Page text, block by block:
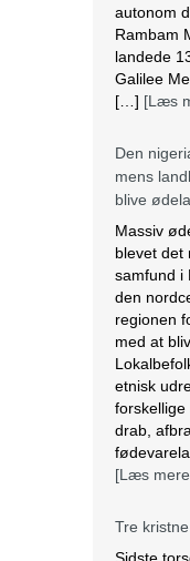
autonom
Rambam
landede
Galilee
[…] [Læs
Den
mens
blive
Massiv
blevet det
samfund i
den
regionen
med at
etnisk
drab,
[Læs
Tre
Sidste